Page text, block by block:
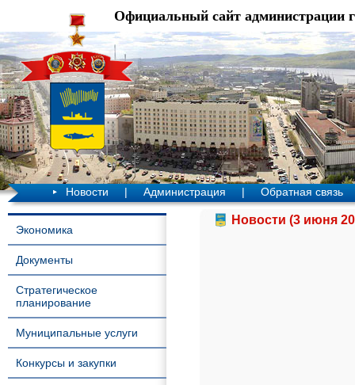
Официальный сайт администрации
Новости | Администрация | Обратная связь
Экономика
Документы
Стратегическое
планирование
Муниципальные услуги
Конкурсы и закупки
Новости (3 июня